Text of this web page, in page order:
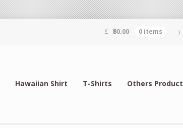
฿0.00 0 items
Hawaiian Shirt T-Shirts Others Product